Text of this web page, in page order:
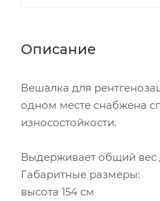
Описание
Вешалка для
одном месте снабжена
износостойкости.
Выдерживает общий вес
Габаритные размеры:
высота 154 см